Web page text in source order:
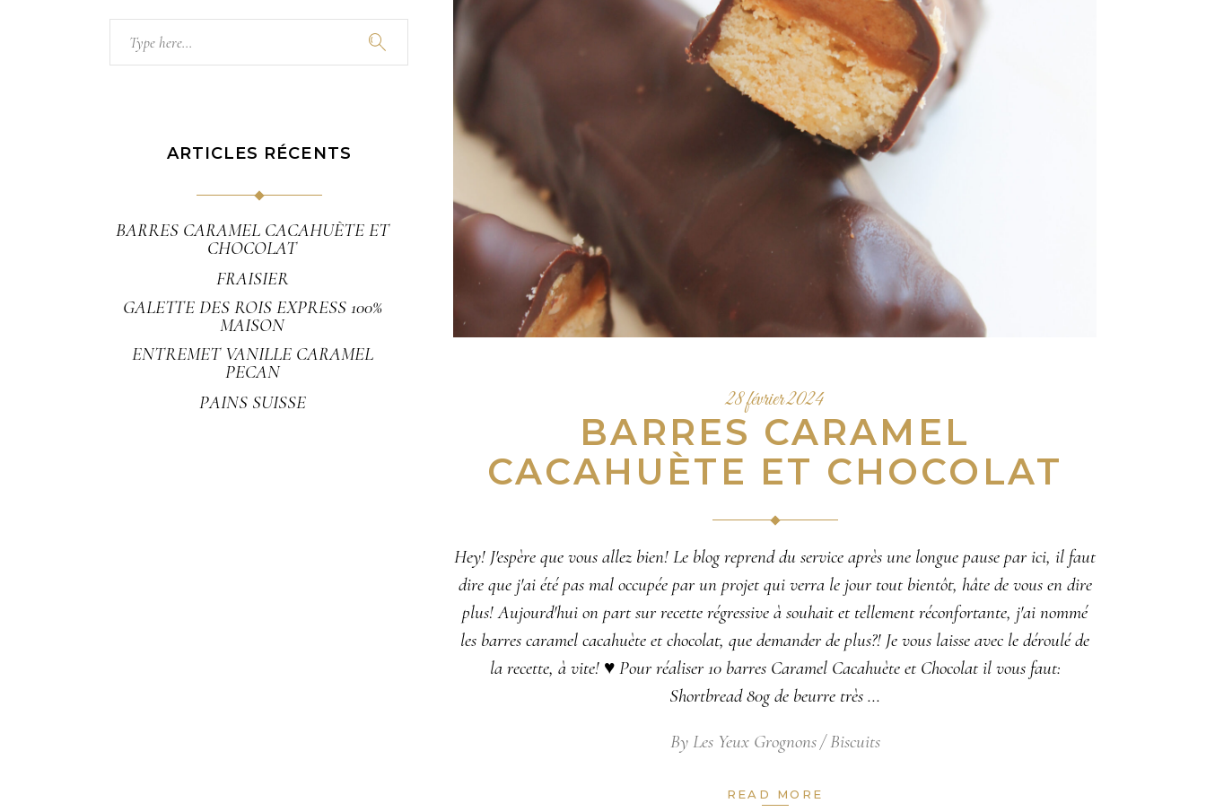
28 février 2024
BARRES CARAMEL
CACAHUÈTE ET CHOCOLAT
Hey! J'espère que vous allez bien! Le blog reprend du service après une longue pause par ici, il faut
dire que j'ai été pas mal occupée par un projet qui verra le jour tout bientôt, hâte de vous en dire
plus! Aujourd'hui on part sur recette régressive à souhait et tellement réconfortante, j'ai nommé
les barres caramel cacahuète et chocolat, que demander de plus?! Je vous laisse avec le déroulé de
la recette, à vite! ♥ Pour réaliser 10 barres Caramel Cacahuète et Chocolat il vous faut:
Shortbread 80g de beurre très
By Les Yeux Grognons Biscuits
READ MORE
for:
ARTICLES RÉCENTS
BARRES CARAMEL CACAHUÈTE ET
CHOCOLAT
FRAISIER
GALETTE DES ROIS EXPRESS 100%
MAISON
ENTREMET VANILLE CARAMEL
PECAN
PAINS SUISSE